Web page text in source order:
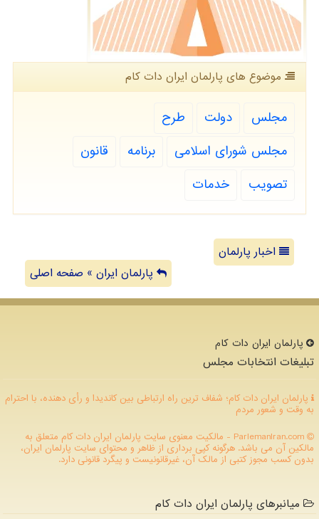
موضوع های پارلمان ایران دات كام
مجلس دولت
طرح
مجلس شورای اسلامی
برنامه
قانون
تصویب
خدمات
اخبار پارلمان
پارلمان ایران » صفحه اصلی
پارلمان ایران دات كام
تبلیغات انتخابات مجلس
پارلمان ایران دات کام؛ شفاف ترین راه ارتباطی بین کاندیدا و رأی دهنده، با احترام
به وقت و شعور مردم
ParlemanIran.com - مالکیت معنوی سایت پارلمان ایران دات كام متعلق به
مالکین آن می باشد. هرگونه کپی برداری از ظاهر و محتوای سایت پارلمان ایران،
بدون کسب مجوز کتبی از مالک آن، غیرقانونیست و پیگرد قانونی دارد.
میانبرهای پارلمان ایران دات کام